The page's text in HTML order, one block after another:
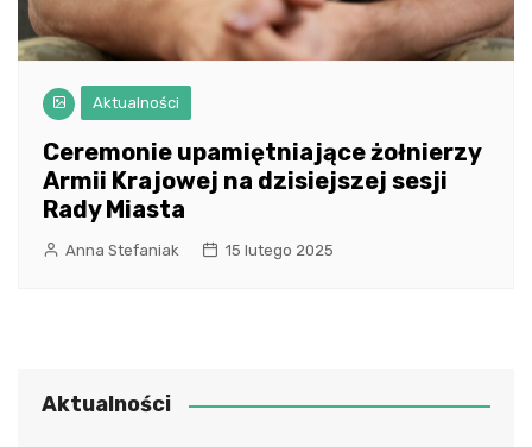
Aktualności
Ceremonie upamiętniające żołnierzy
Armii Krajowej na dzisiejszej sesji
Rady Miasta
Anna Stefaniak 15 lutego 2025
Aktualności